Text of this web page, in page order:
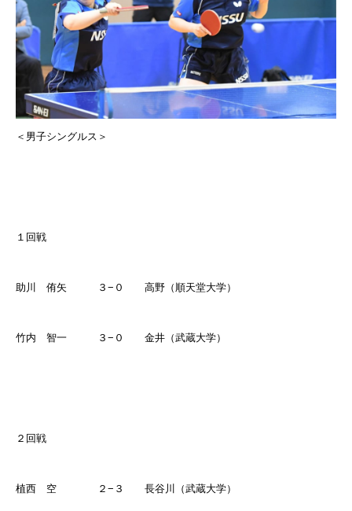
＜男子シングルス＞
１回戦
助川 侑矢 ３ − ０ 高野（順天堂大学）
竹内 智一 ３ − ０ 金井（武蔵大学）
２回戦
植西 空 ２ − ３ 長谷川（武蔵大学）